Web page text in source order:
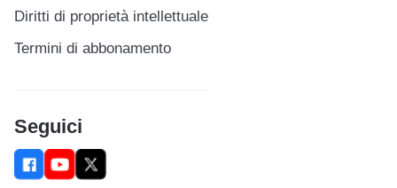
Diritti di proprietà intellettuale
Termini di abbonamento
Seguici